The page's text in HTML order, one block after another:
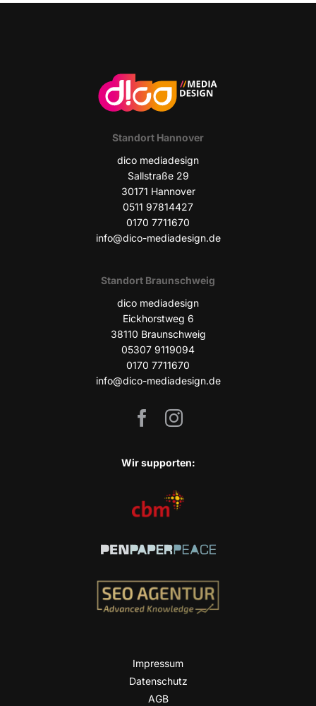
Stand­ort Hannover
dico media­de­sign
Sall­stra­ße 29
30171 Han­no­ver
0511 97814427
0170 7711670
info@dico-mediadesign.de
Stand­ort Braunschweig
dico media­de­sign
Eick­horst­weg 6
38110 Braun­schweig
05307 9119094
0170 7711670
info@dico-mediadesign.de
Wir sup­port­en:
Impres­sum
Daten­schutz
AGB